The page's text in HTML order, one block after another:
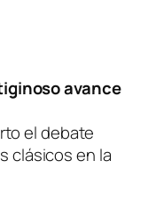
avance
el debate
clásicos en la